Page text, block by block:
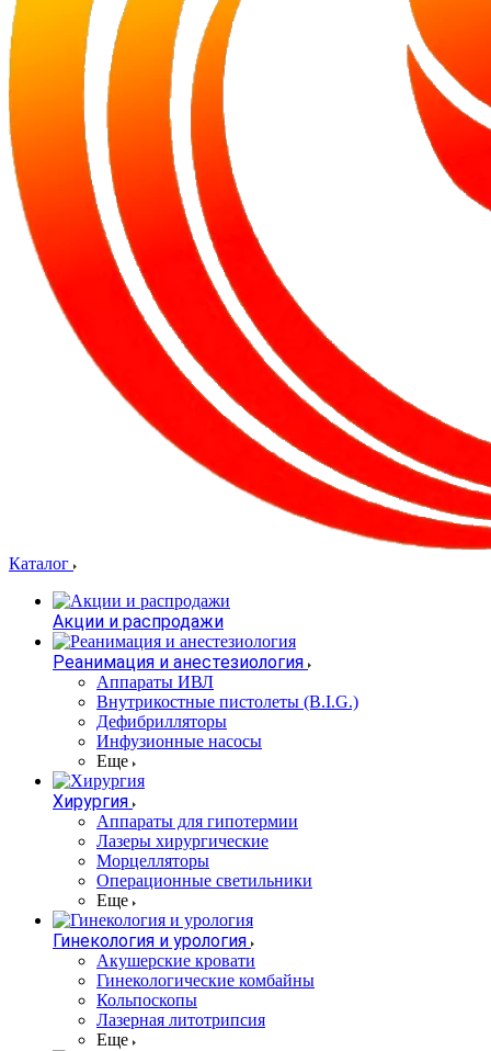
Каталог
Акции и распродажи
Реанимация и анестезиология
Аппараты ИВЛ
Внутрикостные пистолеты (B.I.G.)
Дефибрилляторы
Инфузионные насосы
Еще
Хирургия
Аппараты для гипотермии
Лазеры хирургические
Морцелляторы
Операционные светильники
Еще
Гинекология и урология
Акушерские кровати
Гинекологические комбайны
Кольпоскопы
Лазерная литотрипсия
Еще